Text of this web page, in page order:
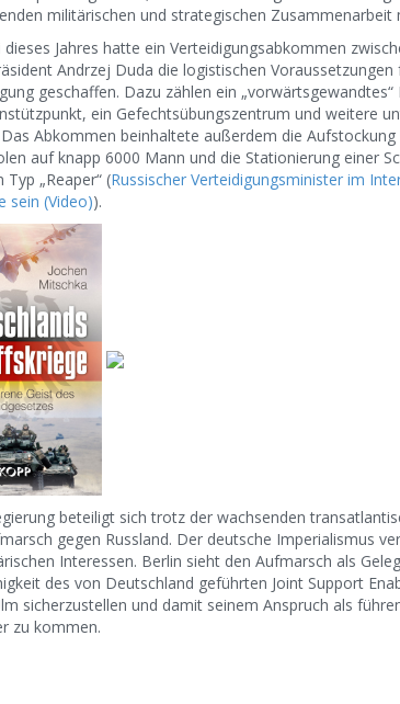
militärischen und strategischen Zusammenarbeit
dieses Jahres hatte ein Verteidigungsabkommen
Andrzej Duda die logistischen
geschaffen. Dazu zählen ein
ein Gefechtsübungszentrum und weitere
Abkommen beinhaltete außerdem die Aufstockung
auf knapp 6000 Mann und die Stationierung einer
„Reaper“ (Russischer Verteidigungsminister im
sein (Video)).
beteiligt sich trotz der wachsenden
gegen Russland. Der deutsche Imperialismus
Interessen. Berlin sieht den Aufmarsch als
des von Deutschland geführten Joint Support
sicherzustellen und damit seinem Anspruch als
zu kommen.